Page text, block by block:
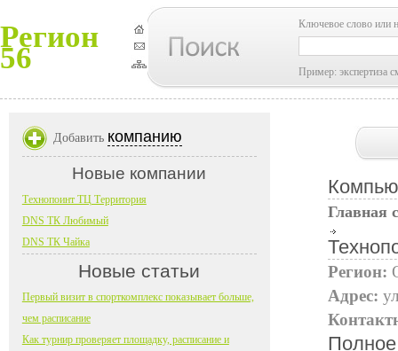
Регион
56
Ключевое слово или
Пример: экспертиза
Главная
Регион:
Адрес:
Добавить компанию
Новые компании
Технопоинт ТЦ Территория
DNS ТК Любимый
DNS ТК Чайка
Новые статьи
Первый визит в спорткомплекс показывает больше,
чем расписание
Как турнир проверяет площадку, расписание и